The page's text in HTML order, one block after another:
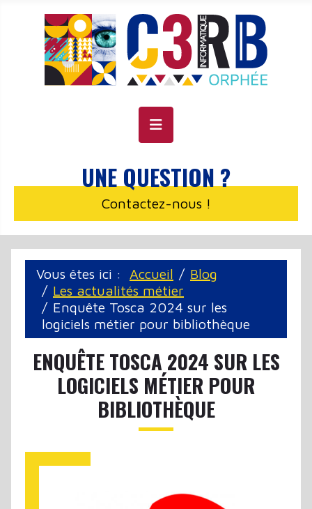
UNE QUESTION ?
Contactez-nous !
Vous êtes ici : Accueil
Blog
Les actualités métier
Enquête Tosca 2024 sur les
logiciels métier pour bibliothèque
ENQUÊTE TOSCA 2024 SUR LES
LOGICIELS MÉTIER POUR
BIBLIOTHÈQUE